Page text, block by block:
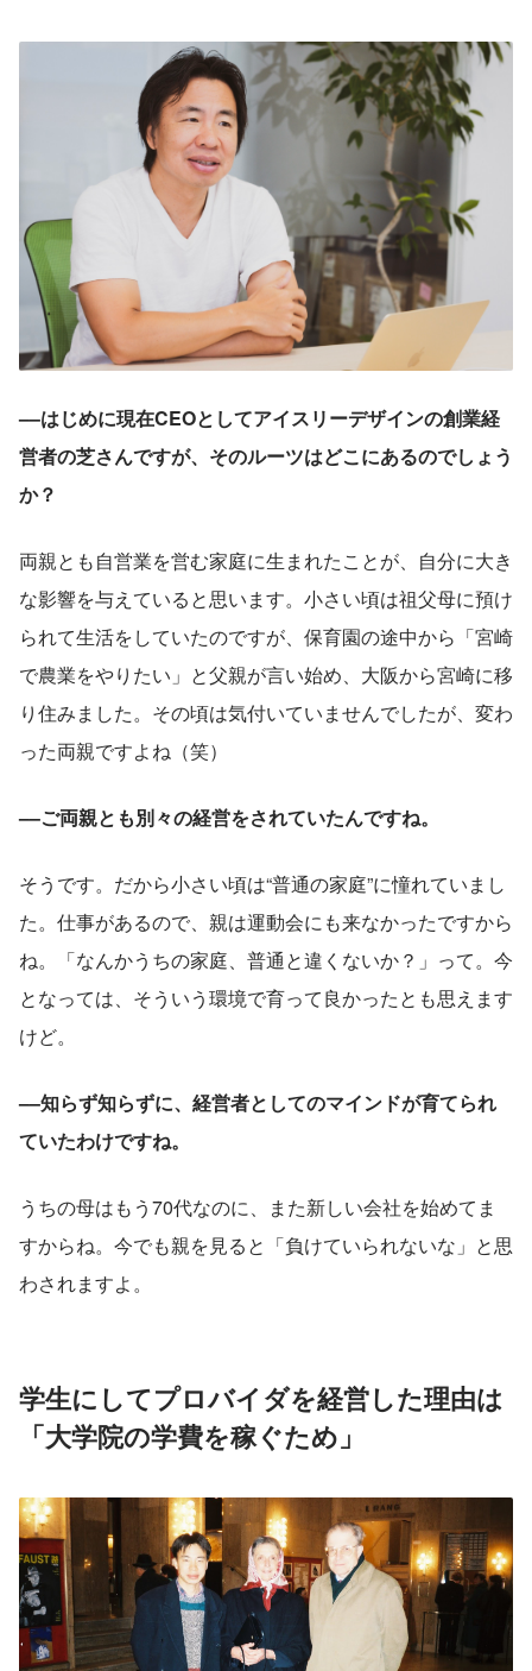
––はじめに現在CEOとしてアイスリーデザインの創業経
営者の芝さんですが、そのルーツはどこにあるのでしょう
か？
両親とも自営業を営む家庭に生まれたことが、自分に大き
な影響を与えていると思います。小さい頃は祖父母に預け
られて生活をしていたのですが、保育園の途中から「宮崎
で農業をやりたい」と父親が言い始め、大阪から宮崎に移
り住みました。その頃は気付いていませんでしたが、変わ
った両親ですよね（笑）
––ご両親とも別々の経営をされていたんですね。
そうです。だから小さい頃は“普通の家庭”に憧れていまし
た。仕事があるので、親は運動会にも来なかったですから
ね。「なんかうちの家庭、普通と違くないか？」って。今
となっては、そういう環境で育って良かったとも思えます
けど。
––知らず知らずに、経営者としてのマインドが育てられ
ていたわけですね。
うちの母はもう70代なのに、また新しい会社を始めてま
すからね。今でも親を見ると「負けていられないな」と思
わされますよ。
学生にしてプロバイダを経営した理由は
「大学院の学費を稼ぐため」